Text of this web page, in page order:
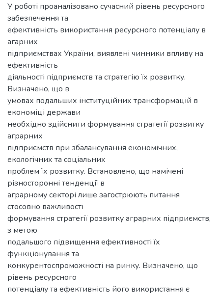
У роботі проаналізовано сучасний рівень ресурсного
забезпечення та
ефективність використання ресурсного потенціалу в
агарних
підприємствах України, виявлені чинники впливу на
ефективність
діяльності підприємств та стратегію їх розвитку.
Визначено, що в
умовах подальших інституційних трансформацій в
економіці держави
необхідно здійснити формування стратегії розвитку
аграрних
підприємств при збалансування економічних,
екологічних та соціальних
проблем їх розвитку. Встановлено, що намічені
різносторонні тенденції в
аграрному секторі лише загострюють питання
стосовно важливості
формування стратегії розвитку аграрних підприємств,
з метою
подальшого підвищення ефективності їх
функціонування та
конкурентоспроможності на ринку. Визначено, що
рівень ресурсного
потенціалу та ефективність його використання є